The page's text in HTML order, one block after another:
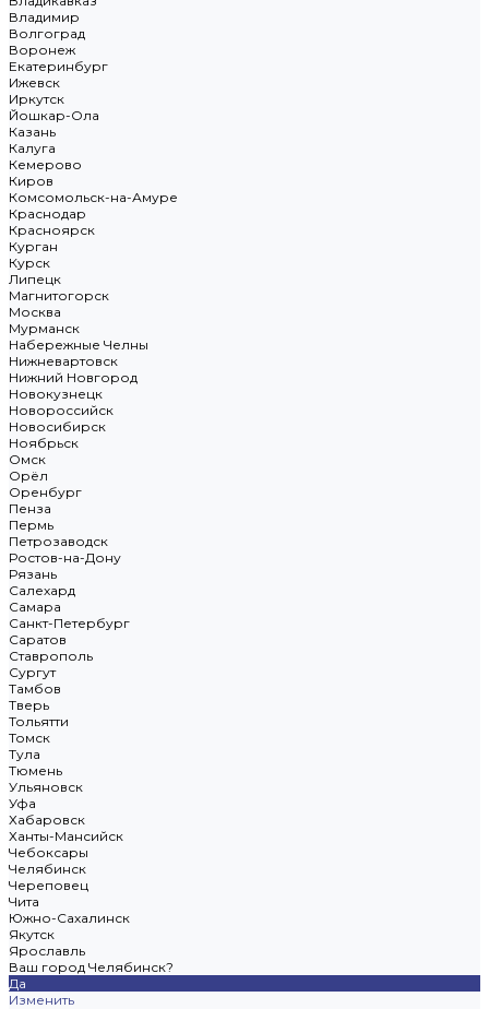
Владимир
Волгоград
Воронеж
Екатеринбург
Ижевск
Иркутск
Йошкар-Ола
Казань
Калуга
Кемерово
Киров
Комсомольск-на-Амуре
Краснодар
Красноярск
Курган
Курск
Липецк
Магнитогорск
Москва
Мурманск
Набережные Челны
Нижневартовск
Нижний Новгород
Новокузнецк
Новороссийск
Новосибирск
Ноябрьск
Омск
Орёл
Оренбург
Пенза
Пермь
Петрозаводск
Ростов-на-Дону
Рязань
Салехард
Самара
Санкт-Петербург
Саратов
Ставрополь
Сургут
Тамбов
Тверь
Тольятти
Томск
Тула
Тюмень
Ульяновск
Уфа
Хабаровск
Ханты-Мансийск
Чебоксары
Челябинск
Череповец
Чита
Южно-Сахалинск
Якутск
Ярославль
Ваш город Челябинск?
Да
Изменить